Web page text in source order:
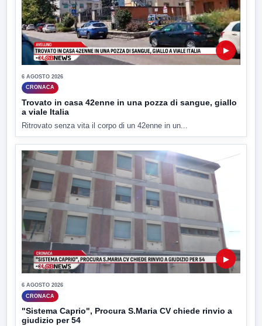
▶
6 AGOSTO 2026
CRONACA
Trovato in casa 42enne in una pozza di sangue, giallo
a viale Italia
Ritrovato senza vita il corpo di un 42enne in un...
▶
6 AGOSTO 2026
CRONACA
"Sistema Caprio", Procura S.Maria CV chiede rinvio a
giudizio per 54